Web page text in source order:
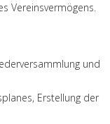
Vereinsvermögens.
und
Erstellung der